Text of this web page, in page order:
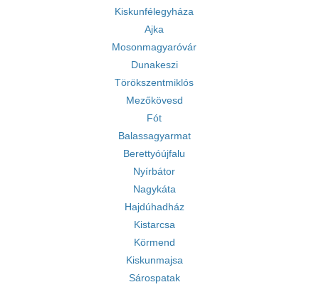
Kiskunfélegyháza
Ajka
Mosonmagyaróvár
Dunakeszi
Törökszentmiklós
Mezőkövesd
Fót
Balassagyarmat
Berettyóújfalu
Nyírbátor
Nagykáta
Hajdúhadház
Kistarcsa
Körmend
Kiskunmajsa
Sárospatak